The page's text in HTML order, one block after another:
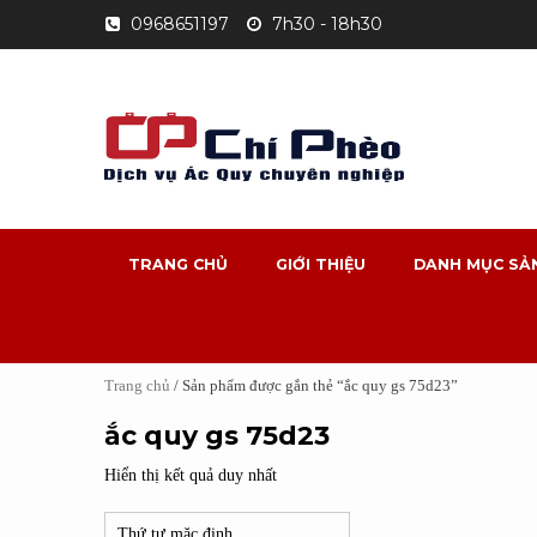
0968651197 7h30 - 18h30
TRANG CHỦ GIỚI THIỆU DANH MỤC
Trang chủ / Sản phẩm được gắn thẻ “ắc quy gs 75d23”
ắc quy gs 75d23
Hiển thị kết quả duy nhất